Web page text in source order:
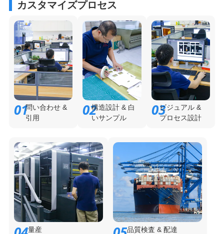
カスタマイズプロセス
01問い合わせ &
引用
02構造設計 & 白
いサンプル
03ビジュアル &
プロセス設計
量産 品質検査 & 配達